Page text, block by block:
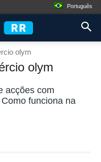
Português
olym
olym
acções com
funciona na